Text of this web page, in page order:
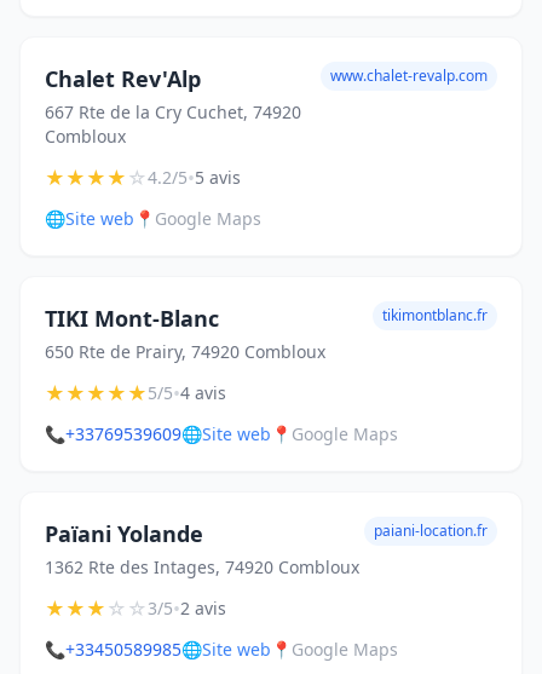
Chalet Rev'Alp
667 Rte de la Cry Cuchet, 74920
Combloux
www.chalet-revalp.com
★★★★☆4.2/5•5 avis
🌐Site web 📍 Google Maps
TIKI Mont-Blanc
650 Rte de Prairy, 74920 Combloux
tikimontblanc.fr
★★★★★5/5•4 avis
📞+33769539609🌐Site web 📍 Google Maps
Païani Yolande
1362 Rte des Intages, 74920 Combloux
paiani-location.fr
★★★☆☆3/5•2 avis
📞+33450589985🌐Site web 📍 Google Maps